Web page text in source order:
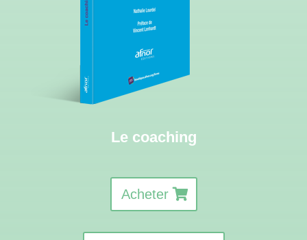
Le coaching
Acheter